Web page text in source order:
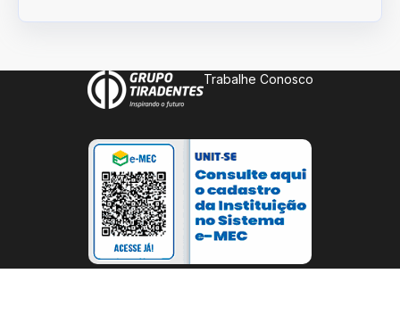
Trabalhe Conosco